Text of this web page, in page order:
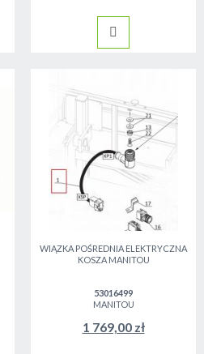
WIĄZKA POŚREDNIA ELEKTRYCZNA
KOSZA MANITOU
53016499
MANITOU
1 769,00 zł